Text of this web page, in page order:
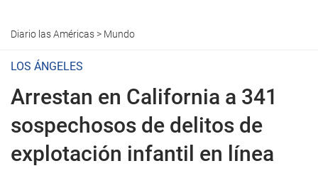
Diario las Américas> Mundo
LOS ÁNGELES
Arrestan en California a 341
sospechosos de delitos de
explotación infantil en línea